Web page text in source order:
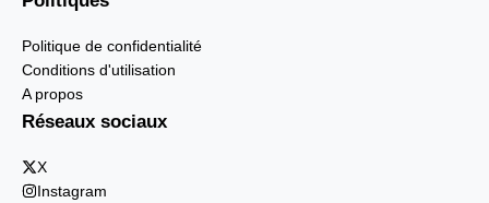
Politique de confidentialité
Conditions d'utilisation
A propos
Réseaux sociaux
X
Instagram